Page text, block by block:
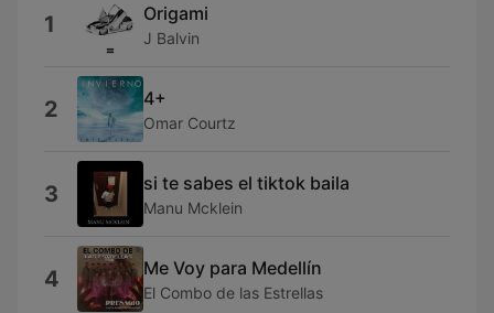
1 Origami
J Balvin
2 4+
Omar Courtz
3 si te sabes el tiktok baila
Manu Mcklein
4 Me Voy para Medellín
El Combo de las Estrellas